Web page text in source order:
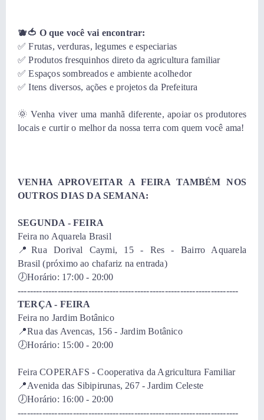
🫐🍅 O que você vai encontrar:
✅ Frutas, verduras, legumes e especiarias
✅ Produtos fresquinhos direto da agricultura familiar
✅ Espaços sombreados e ambiente acolhedor
✅ Itens diversos, ações e projetos da Prefeitura
🌞 Venha viver uma manhã diferente, apoiar os produtores
locais e curtir o melhor da nossa terra com quem você ama!
VENHA APROVEITAR A FEIRA TAMBÉM NOS
OUTROS DIAS DA SEMANA:
SEGUNDA - FEIRA
Feira no Aquarela Brasil
📍​Rua Dorival Caymi, 15 - Res - Bairro Aquarela
Brasil (próximo ao chafariz na entrada)
🕖Horário: 17:00 - 20:00
------------------------------------------------------------------------
TERÇA - FEIRA
​Feira no Jardim Botânico
📍Rua das Avencas, 156 - Jardim Botânico
🕖Horário: 15:00 - 20:00
Feira COPERAFS - Cooperativa da Agricultura Familiar
📍Avenida das Sibipirunas, 267 - Jardim Celeste
🕖Horário: 16:00 - 20:00
------------------------------------------------------------------------